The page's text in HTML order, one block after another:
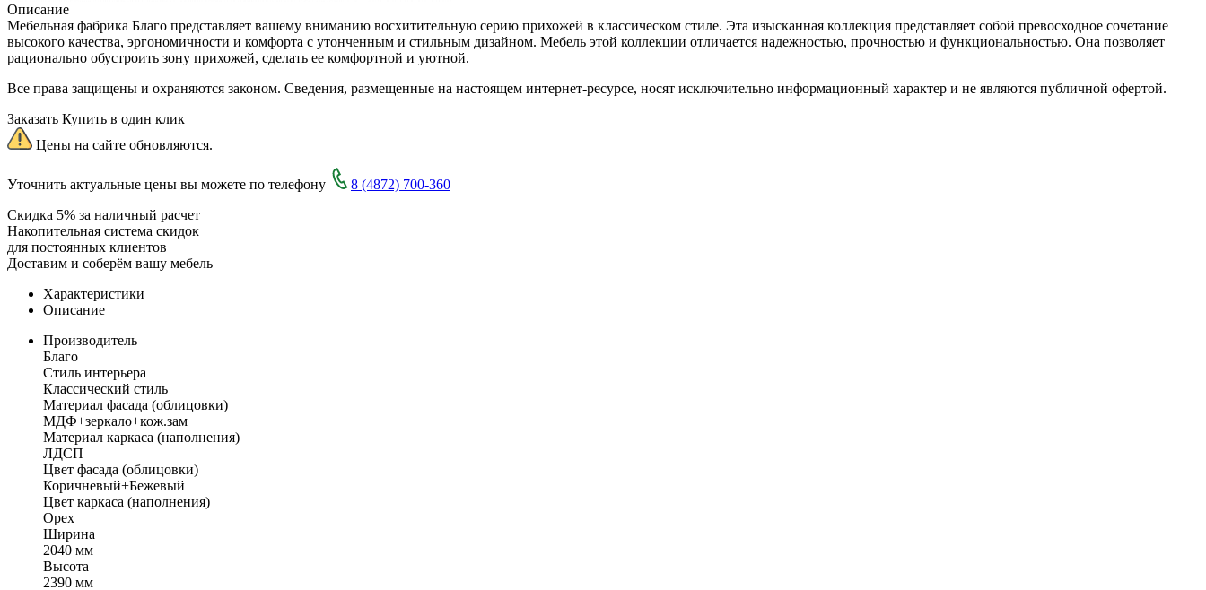
Описание
Мебельная фабрика Благо представляет вашему вниманию восхитительную серию прихожей в классическом стиле. Эта изысканная коллекция представляет собой превосходное сочетание
высокого качества, эргономичности и комфорта с утонченным и стильным дизайном. Мебель этой коллекции отличается надежностью, прочностью и функциональностью. Она позволяет
рационально обустроить зону прихожей, сделать ее комфортной и уютной.
Все права защищены и охраняются законом. Сведения, размещенные на настоящем интернет-ресурсе, носят исключительно информационный характер и не являются публичной офертой.
Заказать Купить в один клик
Цены на сайте обновляются.
Уточнить актуальные цены вы можете по телефону
8 (4872) 700-360
Скидка 5% за наличный расчет
Накопительная система скидок
для постоянных клиентов
Доставим и соберём вашу мебель
Характеристики
Описание
Производитель
Благо
Стиль интерьера
Классический стиль
Материал фасада (облицовки)
МДФ+зеркало+кож.зам
Материал каркаса (наполнения)
ЛДСП
Цвет фасада (облицовки)
Коричневый+Бежевый
Цвет каркаса (наполнения)
Орех
Ширина
2040 мм
Высота
2390 мм